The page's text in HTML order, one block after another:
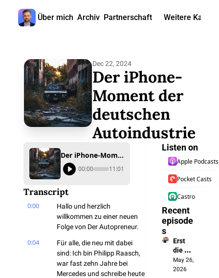
Über mich Archiv Partnerschaft Weitere Kanäle
Dec 22, 2024
Der iPhone-
Moment der
deutschen
Autoindustrie
Der iPhone-Moment der deutschen Autoindustrie
00:00 11:01
Transcript
0:00
Hallo und herzlich
willkommen zu einer neuen
Folge von Der Autopreneur.
0:04
Für alle, die neu mit dabei
sind: Ich bin Philipp Raasch,
war fast zehn Jahre bei
Mercedes und schreibe heute
Listen on
Apple Podcasts
Pocket Casts
Castro
Recent
episode
s
Erst
die
Batteri
e, jetzt
May 26,
2026